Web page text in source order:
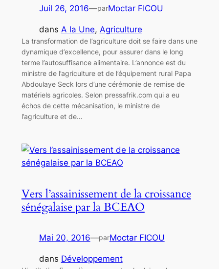
Juil 26, 2016—parMoctar FICOU
dans A la Une, Agriculture
La transformation de l’agriculture doit se faire dans une
dynamique d’excellence, pour assurer dans le long
terme l’autosuffisance alimentaire. L’annonce est du
ministre de l’agriculture et de l’équipement rural Papa
Abdoulaye Seck lors d’une cérémonie de remise de
matériels agricoles. Selon pressafrik.com qui a eu
échos de cette mécanisation, le ministre de
l’agriculture et de…
Vers l’assainissement de la croissance
sénégalaise par la BCEAO
Mai 20, 2016—parMoctar FICOU
dans Développement